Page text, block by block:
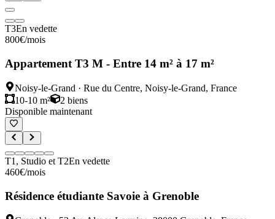
T3En vedette
800€/mois
Appartement T3 M - Entre 14 m² à 17 m²
Noisy-le-Grand · Rue du Centre, Noisy-le-Grand, France
10-10 m²
2 biens
Disponible maintenant
T1, Studio et T2En vedette
460€/mois
Résidence étudiante Savoie à Grenoble